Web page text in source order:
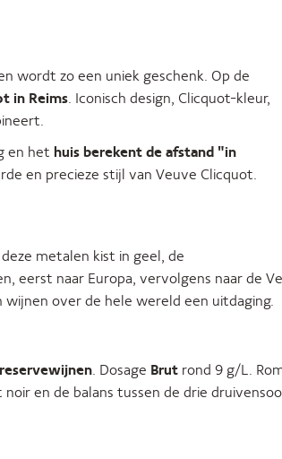
wordt zo een uniek geschenk. Op de
in Reims. Iconisch design, Clicquot-kleur,
en het huis berekent de afstand "in
en precieze stijl van Veuve Clicquot.
metalen kist in geel, de
eerst naar Europa, vervolgens naar de
over de hele wereld een uitdaging.
reservewijnen. Dosage Brut rond 9 g/L.
en de balans tussen de drie